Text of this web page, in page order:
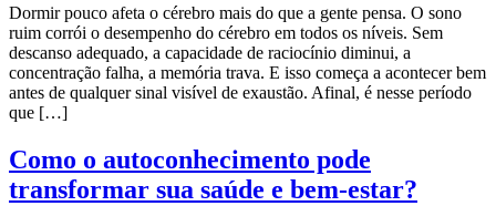
Dormir pouco afeta o cérebro mais do que a gente pensa. O sono
ruim corrói o desempenho do cérebro em todos os níveis. Sem
descanso adequado, a capacidade de raciocínio diminui, a
concentração falha, a memória trava. E isso começa a acontecer bem
antes de qualquer sinal visível de exaustão. Afinal, é nesse período
que […]
Como o autoconhecimento pode
transformar sua saúde e bem-estar?